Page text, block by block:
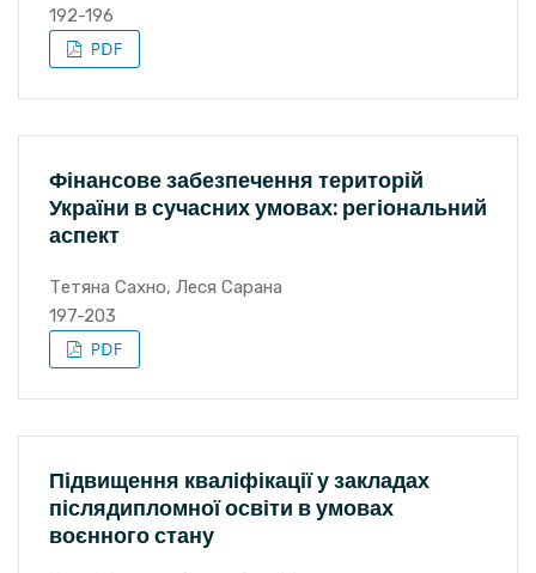
192-196
Фінансове забезпечення територій
України в сучасних умовах: регіональний
аспект
Тетяна Сахно, Леся Сарана
197-203
Підвищення кваліфікації у закладах
післядипломної освіти в умовах
воєнного стану